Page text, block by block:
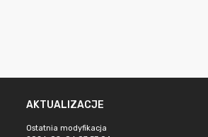
AKTUALIZACJE
Ostatnia modyfikacja